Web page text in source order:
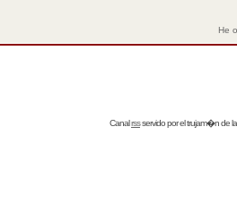
He
Canalrssservido por eltrujam�nde